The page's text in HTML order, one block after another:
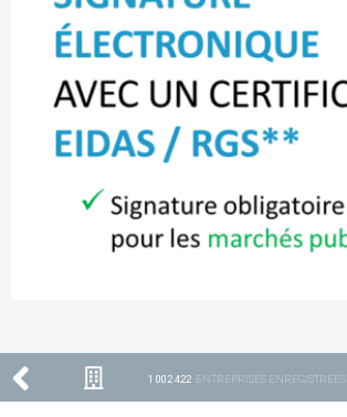
1 002 422 ENTREPRISES ENREGISTRÉES